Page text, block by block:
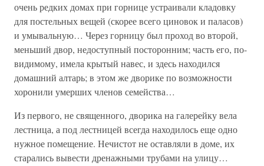
очень редких домах при горнице устраивали кладовку
для постельных вещей (скорее всего циновок и паласов)
и умывальную… Через горницу был проход во второй,
меньший двор, недоступный посторонним; часть его, по-
видимому, имела крытый навес, и здесь находился
домашний алтарь; в этом же дворике по возможности
хоронили умерших членов семейства…
Из первого, не священного, дворика на галерейку вела
лестница, а под лестницей всегда находилось еще одно
нужное помещение. Нечистот не оставляли в доме, их
старались вывести дренажными трубами на улицу…